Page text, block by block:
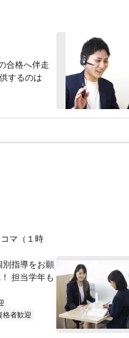
合格へ伴走
するのは
マ（１時
別指導をお願
担当学年も
格者歓迎